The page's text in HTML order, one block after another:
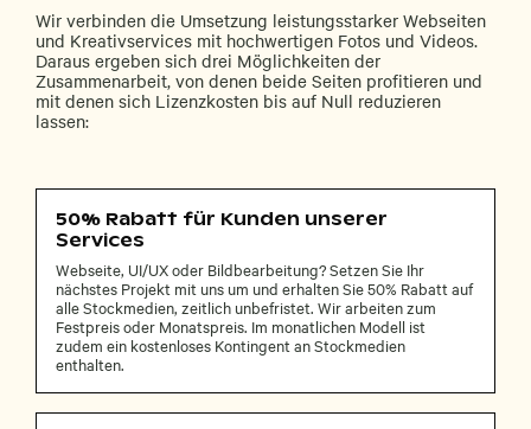
Wir verbinden die Umsetzung leistungsstarker Webseiten
und Kreativservices mit hochwertigen Fotos und Videos.
Daraus ergeben sich drei Möglichkeiten der
Zusammenarbeit, von denen beide Seiten profitieren und
mit denen sich Lizenzkosten bis auf Null reduzieren
lassen:
50% Rabatt für Kunden unserer
Services
Webseite, UI/UX oder Bildbearbeitung? Setzen Sie Ihr
nächstes Projekt mit uns um und erhalten Sie 50% Rabatt auf
alle Stockmedien, zeitlich unbefristet. Wir arbeiten zum
Festpreis oder Monatspreis. Im monatlichen Modell ist
zudem ein kostenloses Kontingent an Stockmedien
enthalten.